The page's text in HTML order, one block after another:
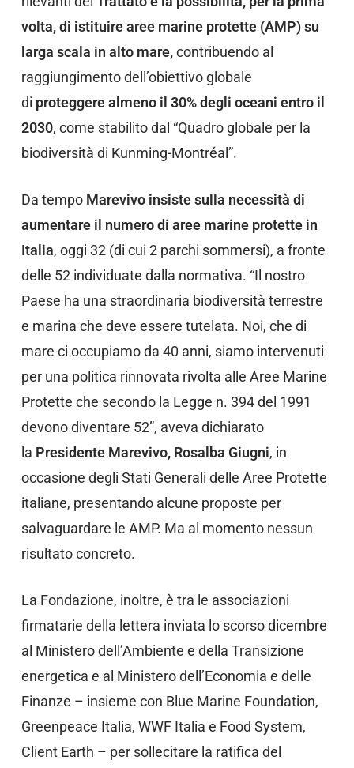
volta, di istituire aree marine protette (AMP)su
larga scala in alto mare,contribuendo al
raggiungimento dell’obiettivo globale
di proteggere almeno il 30% degli oceani entro il
2030, come stabilito dal “Quadro globale per la
biodiversità di Kunming-Montréal”.
Da tempo Marevivo insiste sulla necessità di
aumentare il numero di aree marine protette in
Italia, oggi 32 (di cui 2 parchi sommersi), a fronte
delle 52 individuate dalla normativa. “Il nostro
Paese ha una straordinaria biodiversità terrestre
e marina che deve essere tutelata. Noi, che di
mare ci occupiamo da 40 anni, siamo intervenuti
per una politica rinnovata rivolta alle Aree Marine
Protette che secondo la Legge n. 394 del 1991
devono diventare 52”, aveva dichiarato
la Presidente Marevivo, Rosalba Giugni, in
occasione degli Stati Generali delle Aree Protette
italiane, presentando alcune proposte per
salvaguardare le AMP. Ma al momento nessun
risultato concreto.
La Fondazione, inoltre, è tra le associazioni
firmatarie della lettera inviata lo scorso dicembre
al Ministero dell’Ambiente e della Transizione
energetica e al Ministero dell’Economia e delle
Finanze – insieme con Blue Marine Foundation,
Greenpeace Italia, WWF Italia e Food System,
Client Earth – per sollecitare la ratifica del